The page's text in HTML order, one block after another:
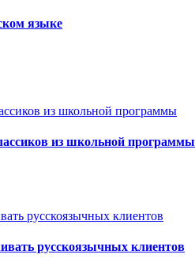
языке
из школьной программы
русскоязычных клиентов